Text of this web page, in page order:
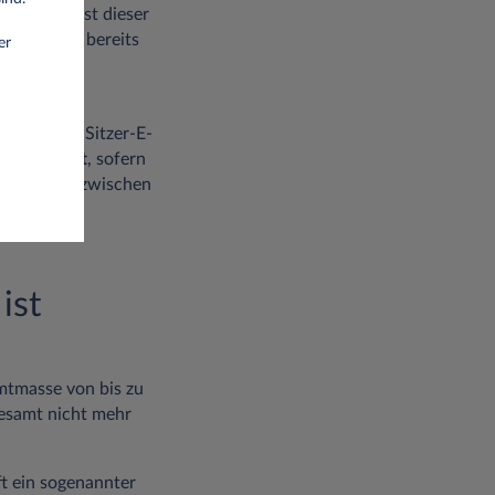
ist dieser
sind bereits
(z. B. 8-Sitzer-E-
erhöht, sofern
ist inzwischen
von bis zu
nicht mehr
ein sogenannter